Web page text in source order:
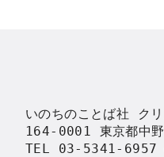
いのちのことば社 ク
164-0001 東京都中
TEL 03-5341-6957